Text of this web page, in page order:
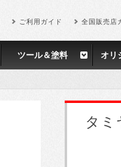
ご利用ガイド 全国販売店
ツール＆塗料 オリ
タ